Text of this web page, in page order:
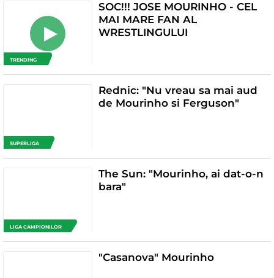
TRENDING
SOC!!! JOSE MOURINHO - CEL
MAI MARE FAN AL
WRESTLINGULUI
SUPERLIGA
Rednic: "Nu vreau sa mai aud
de Mourinho si Ferguson"
LIGA CAMPIONILOR
The Sun: "Mourinho, ai dat-o-n
bara"
"Casanova" Mourinho